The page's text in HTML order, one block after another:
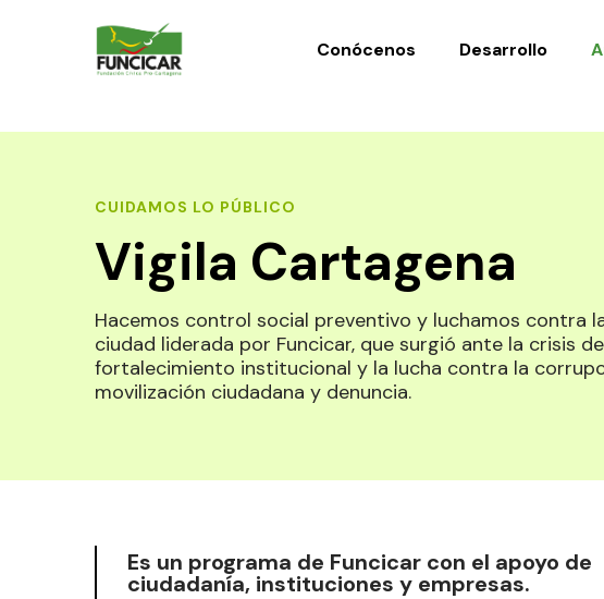
Conócenos Desarrollo
CUIDAMOS LO PÚBLICO
Vigila Cartagena
Hacemos control social preventivo y luchamos contra
ciudad liderada por Funcicar, que surgió ante la crisis
fortalecimiento institucional y la lucha contra la
movilización ciudadana y denuncia.
Es un programa de Funcicar con el apoyo de
ciudadanía, instituciones y empresas.